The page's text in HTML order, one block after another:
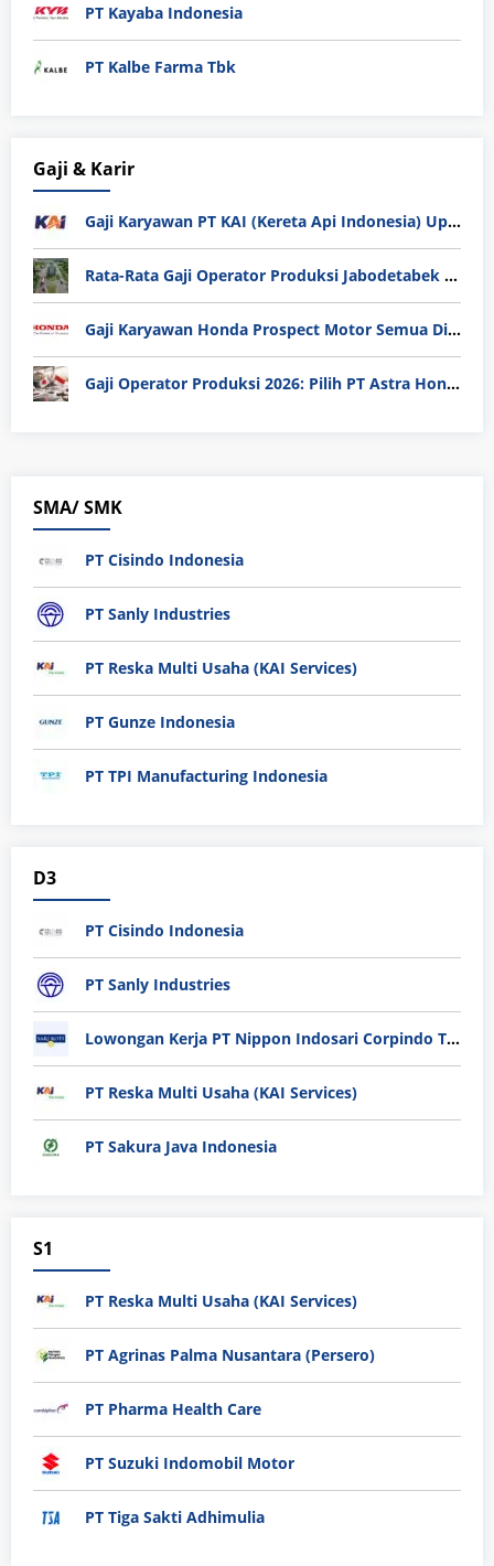
PT Kayaba Indonesia
PT Kalbe Farma Tbk
Gaji & Karir
Gaji Karyawan PT KAI (Kereta Api Indonesia) Update 2025
Rata-Rata Gaji Operator Produksi Jabodetabek 2025: Bedah Tuntas UMK, Lemburan, dan Realita Hidup Buruh
Gaji Karyawan Honda Prospect Motor Semua Divisi
Gaji Operator Produksi 2026: Pilih PT Astra Honda Motor (AHM) atau Manufaktur di Jepang?
SMA/ SMK
PT Cisindo Indonesia
PT Sanly Industries
PT Reska Multi Usaha (KAI Services)
PT Gunze Indonesia
PT TPI Manufacturing Indonesia
D3
PT Cisindo Indonesia
PT Sanly Industries
Lowongan Kerja PT Nippon Indosari Corpindo Tbk. Bulan Agustus 2026
PT Reska Multi Usaha (KAI Services)
PT Sakura Java Indonesia
S1
PT Reska Multi Usaha (KAI Services)
PT Agrinas Palma Nusantara (Persero)
PT Pharma Health Care
PT Suzuki Indomobil Motor
PT Tiga Sakti Adhimulia